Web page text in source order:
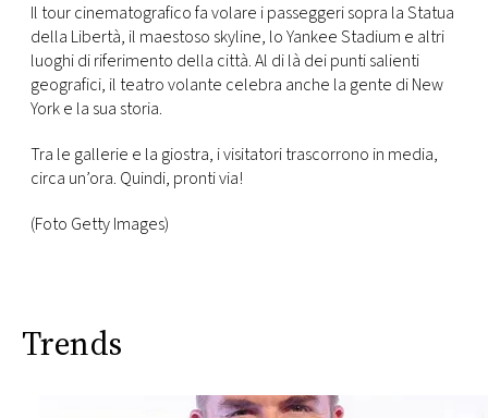
Il tour cinematografico fa volare i passeggeri sopra la Statua
della Libertà, il maestoso skyline, lo Yankee Stadium e altri
luoghi di riferimento della città. Al di là dei punti salienti
geografici, il teatro volante celebra anche la gente di New
York e la sua storia.
Tra le gallerie e la giostra, i visitatori trascorrono in media,
circa un’ora. Quindi, pronti via!
(Foto Getty Images)
Trends